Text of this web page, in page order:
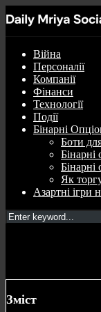
Війна
Персоналії
Компанії
Фінанси
Технології
Події
Бінарні
Боти
Як
Азартні ігри
Зміст